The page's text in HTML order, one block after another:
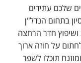
שלכם עתידים
בתחום הנדל"ן
חדר הרחצה
על חוזה ארוך
תוכלו לשפר